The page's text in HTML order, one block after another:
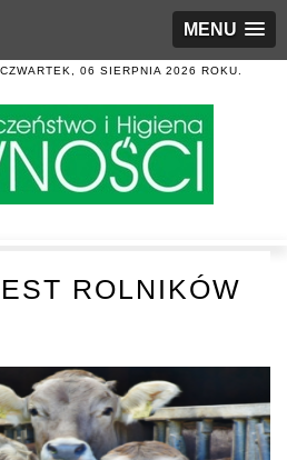
MENU
CZWARTEK, 06 SIERPNIA 2026 ROKU.
ROLNIKÓW